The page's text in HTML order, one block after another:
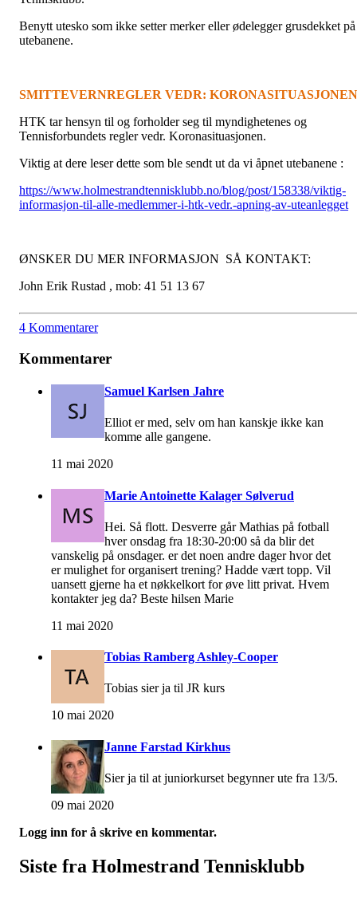
Benytt utesko som ikke setter merker eller ødelegger grusdekket på
utebanene.
SMITTEVERNREGLER VEDR: KORONASITUASJONEN
HTK tar hensyn til og forholder seg til myndighetenes og
Tennisforbundets regler vedr. Koronasituasjonen.
Viktig at dere leser dette som ble sendt ut da vi åpnet utebanene :
https://www.holmestrandtennisklubb.no/blog/post/158338/viktig-
informasjon-til-alle-medlemmer-i-htk-vedr.-apning-av-uteanlegget
ØNSKER DU MER INFORMASJON SÅ KONTAKT:
John Erik Rustad , mob: 41 51 13 67
4 Kommentarer
Kommentarer
Samuel Karlsen Jahre
Elliot er med, selv om han kanskje ikke kan
komme alle gangene.
11 mai 2020
Marie Antoinette Kalager Sølverud
Hei. Så flott. Desverre går Mathias på fotball
hver onsdag fra 18:30-20:00 så da blir det
vanskelig på onsdager. er det noen andre dager hvor det
er mulighet for organisert trening? Hadde vært topp. Vil
uansett gjerne ha et nøkkelkort for øve litt privat. Hvem
kontakter jeg da? Beste hilsen Marie
11 mai 2020
Tobias Ramberg Ashley-Cooper
Tobias sier ja til JR kurs
10 mai 2020
Janne Farstad Kirkhus
Sier ja til at juniorkurset begynner ute fra 13/5.
09 mai 2020
Logg inn for å skrive en kommentar.
Siste fra Holmestrand Tennisklubb